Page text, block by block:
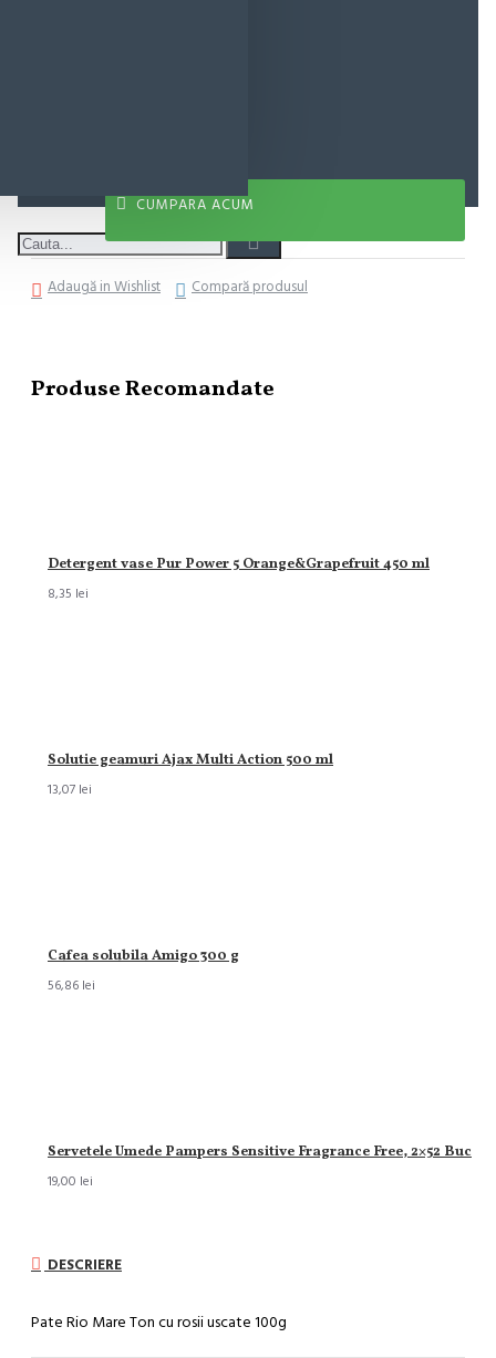
CUMPARA ACUM
Adaugă in Wishlist Compară produsul
Produse Recomandate
Detergent vase Pur Power 5 Orange&Grapefruit 450 ml
8,35 lei
Solutie geamuri Ajax Multi Action 500 ml
13,07 lei
Cafea solubila Amigo 300 g
56,86 lei
Servetele Umede Pampers Sensitive Fragrance Free, 2×52 Buc
19,00 lei
DESCRIERE
Pate Rio Mare Ton cu rosii uscate 100g